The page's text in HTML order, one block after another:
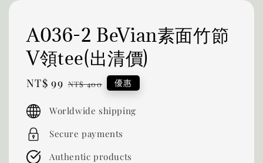
A036-2 BeVian素面竹節
V領tee(出清價)
Sale
NT$ 99 Regular
NT$ 400 優惠
Worldwide shipping
Secure payments
Authentic products